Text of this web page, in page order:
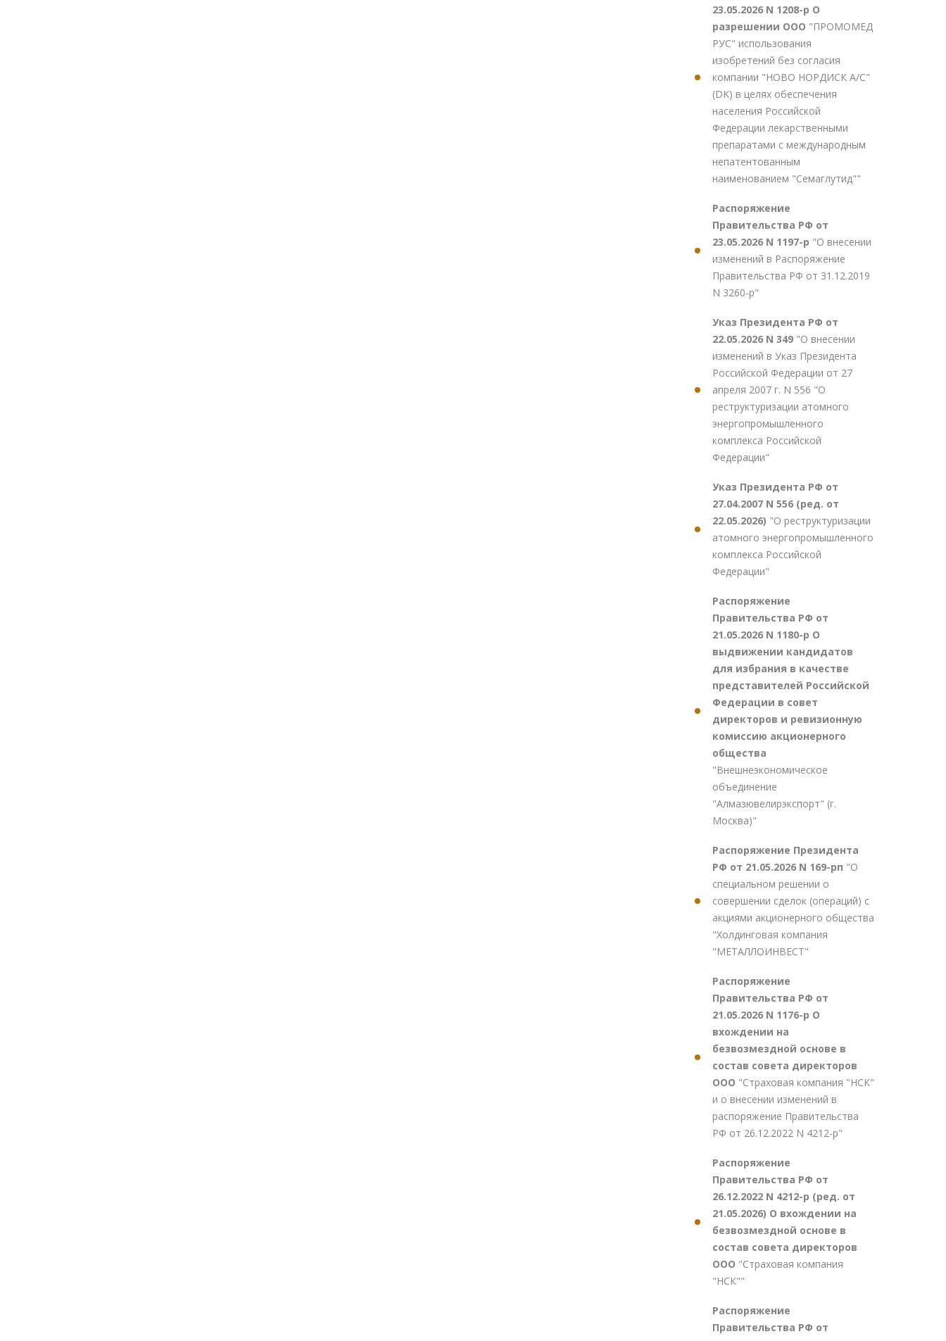
23.05.2026 N 1208-р О
разрешении ООО "ПРОМОМЕД
РУС" использования
изобретений без согласия
компании "НОВО НОРДИСК А/С"
(DK) в целях обеспечения
населения Российской
Федерации лекарственными
препаратами с международным
непатентованным
наименованием "Семаглутид""
Распоряжение
Правительства РФ от
23.05.2026 N 1197-р "О внесении
изменений в Распоряжение
Правительства РФ от 31.12.2019
N 3260-р"
Указ Президента РФ от
22.05.2026 N 349 "О внесении
изменений в Указ Президента
Российской Федерации от 27
апреля 2007 г. N 556 "О
реструктуризации атомного
энергопромышленного
комплекса Российской
Федерации"
Указ Президента РФ от
27.04.2007 N 556 (ред. от
22.05.2026) "О реструктуризации
атомного энергопромышленного
комплекса Российской
Федерации"
Распоряжение
Правительства РФ от
21.05.2026 N 1180-р О
выдвижении кандидатов
для избрания в качестве
представителей Российской
Федерации в совет
директоров и ревизионную
комиссию акционерного
общества
"Внешнеэкономическое
объединение
"Алмазювелирэкспорт" (г.
Москва)"
Распоряжение Президента
РФ от 21.05.2026 N 169-рп "О
специальном решении о
совершении сделок (операций) с
акциями акционерного общества
"Холдинговая компания
"МЕТАЛЛОИНВЕСТ"
Распоряжение
Правительства РФ от
21.05.2026 N 1176-р О
вхождении на
безвозмездной основе в
состав совета директоров
ООО "Страховая компания "НСК"
и о внесении изменений в
распоряжение Правительства
РФ от 26.12.2022 N 4212-р"
Распоряжение
Правительства РФ от
26.12.2022 N 4212-р (ред. от
21.05.2026) О вхождении на
безвозмездной основе в
состав совета директоров
ООО "Страховая компания
"НСК""
Распоряжение
Правительства РФ от